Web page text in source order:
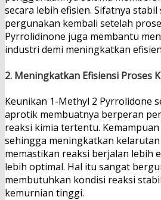
secara lebih efisien. Sifatnya
pergunakan kembali setelah
Pyrrolidinone juga membantu
industri demi meningkatkan
2. Meningkatkan Efisiensi Proses
Keunikan 1-Methyl 2 Pyrrolidone
aprotik membuatnya berperan
reaksi kimia tertentu.
sehingga meningkatkan
memastikan reaksi berjalan lebih
lebih optimal. Hal itu sangat
membutuhkan kondisi reaksi
kemurnian tinggi.